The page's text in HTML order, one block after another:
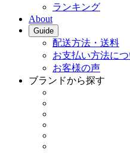
ランキング
About
Guide
配送方法・送料
お支払い方法につ
お客様の声
ブランドから探す